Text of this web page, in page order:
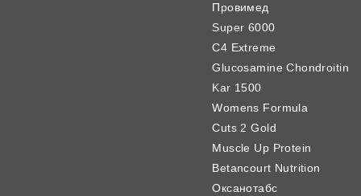
Провимед
Super 6000
C4 Extreme
Glucosamine Chondroitin
Kar 1500
Womens Formula
Cuts 2 Gold
Muscle Up Protein
Betancourt Nutrition
Оксанотабс